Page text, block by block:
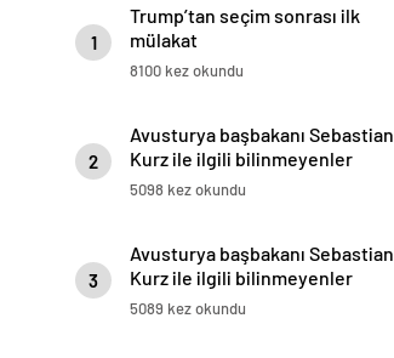
1
Trump’tan seçim sonrası ilk
mülakat
8100 kez okundu
2
Avusturya başbakanı Sebastian
Kurz ile ilgili bilinmeyenler
5098 kez okundu
3
Avusturya başbakanı Sebastian
Kurz ile ilgili bilinmeyenler
5089 kez okundu